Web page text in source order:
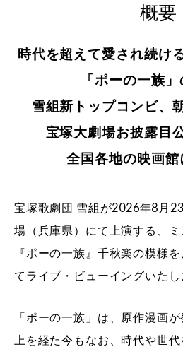
概要
時代を超えて愛され続け
「ポーの一族」
雪組新トップコンビ、
宝塚大劇場お披露目
全国各地の映画館
宝塚歌劇団 雪組が2026年8月
場（兵庫県）にて上演する、
『ポーの一族』千秋楽の模様
てライブ・ビューイングいたし
「ポーの一族」は、原作漫画
上を経た今もなお、時代や世